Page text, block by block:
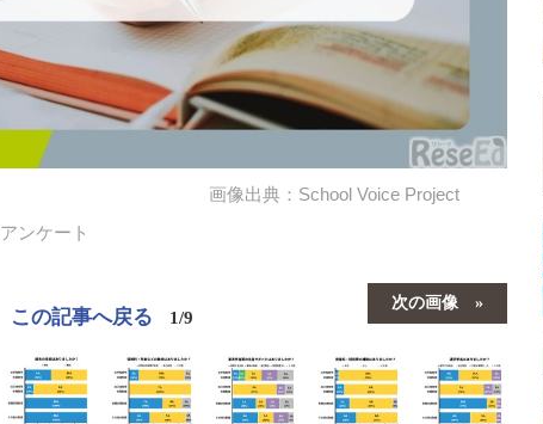
画像出典：School Voice Project
ンケート
次の画像
この記事へ戻る 1/9